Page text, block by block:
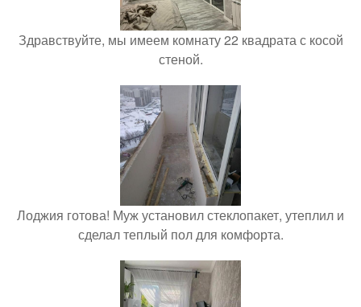
Здравствуйте, мы имеем комнату 22 квадрата с косой
стеной.
Лоджия готова! Муж установил стеклопакет, утеплил и
сделал теплый пол для комфорта.